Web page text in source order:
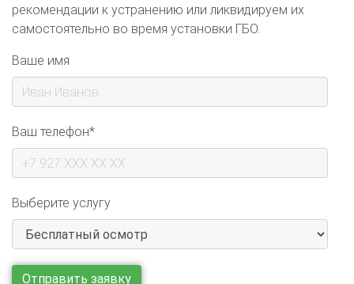
рекомендации к устранению или ликвидируем их
самостоятельно во время установки ГБО.
Ваше имя
Ваш телефон*
Выберите услугу